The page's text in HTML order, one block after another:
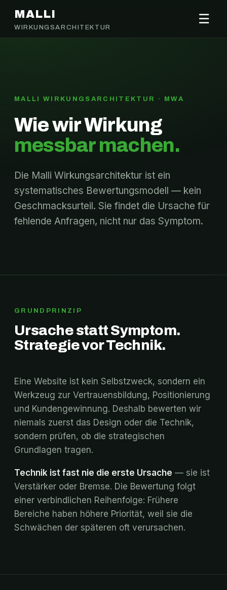
MALLI
WIRKUNGSARCHITEKTUR
☰
MALLI WIRKUNGSARCHITEKTUR · MWA
Wie wir Wirkung
messbar machen.
Die Malli Wirkungsarchitektur ist ein
systematisches Bewertungsmodell — kein
Geschmacksurteil. Sie findet die Ursache für
fehlende Anfragen, nicht nur das Symptom.
GRUNDPRINZIP
Ursache statt Symptom.
Strategie vor Technik.
Eine Website ist kein Selbstzweck, sondern ein
Werkzeug zur Vertrauensbildung, Positionierung
und Kundengewinnung. Deshalb bewerten wir
niemals zuerst das Design oder die Technik,
sondern prüfen, ob die strategischen
Grundlagen tragen.
Technik ist fast nie die erste Ursache — sie ist
Verstärker oder Bremse. Die Bewertung folgt
einer verbindlichen Reihenfolge: Frühere
Bereiche haben höhere Priorität, weil sie die
Schwächen der späteren oft verursachen.